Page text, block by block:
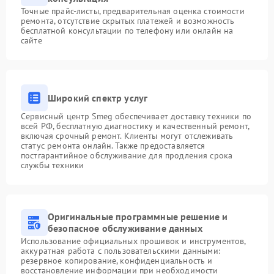
Точные прайс-листы, предварительная оценка стоимости
ремонта, отсутствие скрытых платежей и возможность
бесплатной консультации по телефону или онлайн на
сайте
Широкий спектр услуг
Сервисный центр Smeg обеспечивает доставку техники по
всей РФ, бесплатную диагностику и качественный ремонт,
включая срочный ремонт. Клиенты могут отслеживать
статус ремонта онлайн. Также предоставляется
постгарантийное обслуживание для продления срока
службы техники
Оригинальные программные решение и
безопасное обслуживание данных
Использование официальных прошивок и инструментов,
аккуратная работа с пользовательскими данными:
резервное копирование, конфиденциальность и
восстановление информации при необходимости